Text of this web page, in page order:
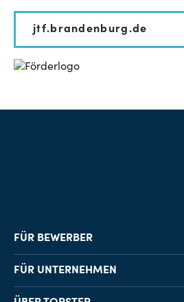
jtf.brandenburg.de
FÜR BEWERBER
Job-Finder
Karriereberatung
FÜR UNTERNEHMEN
Personalvermittlung